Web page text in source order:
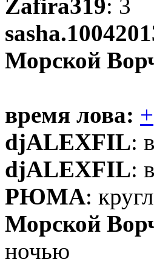
Zafira319: 3
Морской
время лова: +
djALEXFIL:
djALEXFIL:
РЮМА:
Морской
ночью